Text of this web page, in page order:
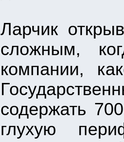
Ларчик
сложным,
компании,
содержать
глухую